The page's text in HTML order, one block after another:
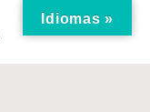
Idiomas »